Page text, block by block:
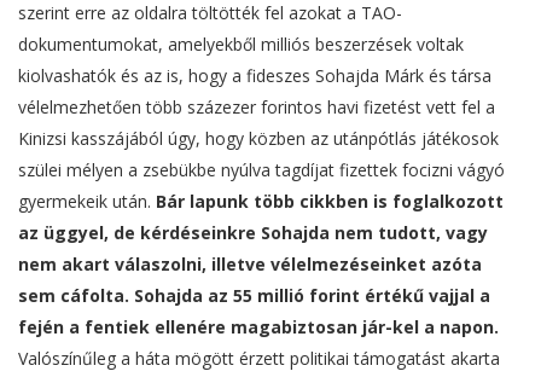
szerint erre az oldalra töltötték fel azokat a TAO-
dokumentumokat, amelyekből milliós beszerzések voltak
kiolvashatók és az is, hogy a fideszes Sohajda Márk és társa
vélelmezhetően több százezer forintos havi fizetést vett fel a
Kinizsi kasszájából úgy, hogy közben az utánpótlás játékosok
szülei mélyen a zsebükbe nyúlva tagdíjat fizettek focizni vágyó
gyermekeik után. Bár lapunk több cikkben is foglalkozott
az üggyel, de kérdéseinkre Sohajda nem tudott, vagy
nem akart válaszolni, illetve vélelmezéseinket azóta
sem cáfolta. Sohajda az 55 millió forint értékű vajjal a
fején a fentiek ellenére magabiztosan jár-kel a napon.
Valószínűleg a háta mögött érzett politikai támogatást akarta